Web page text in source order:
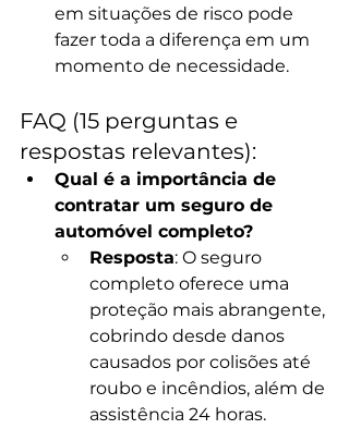
em situações de risco pode
fazer toda a diferença em um
momento de necessidade.
FAQ (15 perguntas e
respostas relevantes):
Qual é a importância de
contratar um seguro de
automóvel completo?
Resposta: O seguro
completo oferece uma
proteção mais abrangente,
cobrindo desde danos
causados por colisões até
roubo e incêndios, além de
assistência 24 horas.